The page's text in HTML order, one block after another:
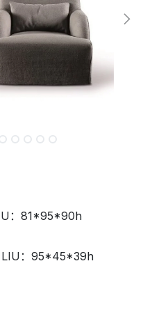
：81*95*90h
LIU：95*45*39h